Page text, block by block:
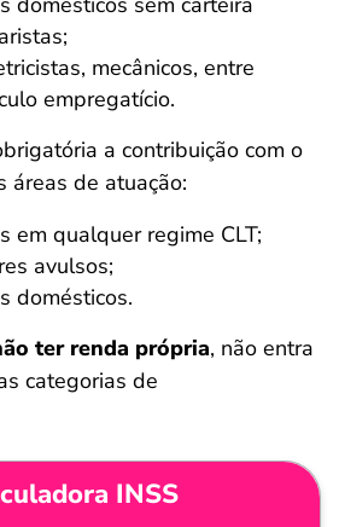
mecânicos, entre
empregatício.
a contribuição com o
áreas de atuação:
em qualquer regime CLT;
avulsos;
domésticos.
ter renda própria, não entra
categorias de
INSS